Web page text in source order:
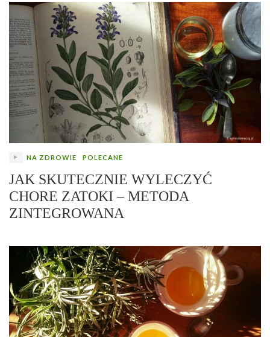
NA ZDROWIE POLECANE
JAK SKUTECZNIE WYLECZYĆ
CHORE ZATOKI – METODA
ZINTEGROWANA